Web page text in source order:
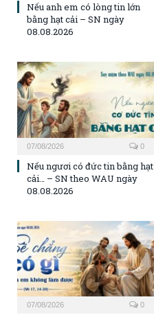
Nếu anh em có lòng tin lớn
bằng hạt cải – SN ngày
08.08.2026
07/08/2026 0
Nếu ngươi có đức tin bằng hạt
cải… – SN theo WAU ngày
08.08.2026
07/08/2026 0